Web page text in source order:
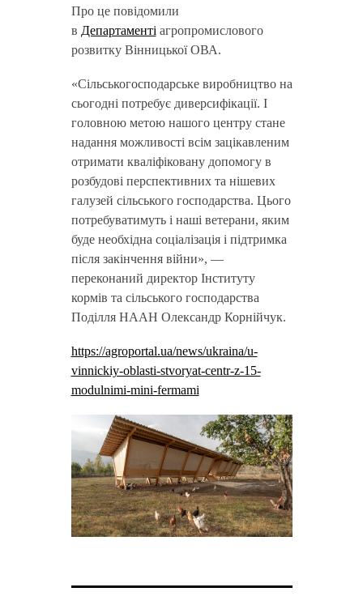
Про це повідомили
в Департаменті агропромислового
розвитку Вінницької ОВА.
«Сільськогосподарське виробництво на
сьогодні потребує диверсифікації. І
головною метою нашого центру стане
надання можливості всім зацікавленим
отримати кваліфіковану допомогу в
розбудові перспективних та нішевих
галузей сільського господарства. Цього
потребуватимуть і наші ветерани, яким
буде необхідна соціалізація і підтримка
після закінчення війни», —
переконаний директор Інституту
кормів та сільського господарства
Поділля НААН Олександр Корнійчук.
https://agroportal.ua/news/ukraina/u-
vinnickiy-oblasti-stvoryat-centr-z-15-
modulnimi-mini-fermami